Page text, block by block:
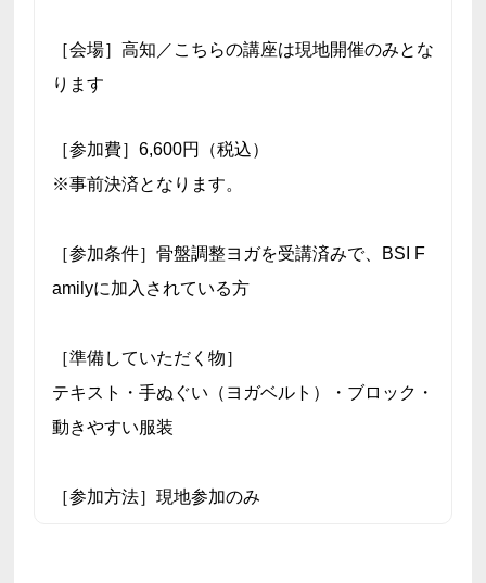
［会場］高知／こちらの講座は現地開催のみとな
ります
［参加費］6,600円（税込）
※事前決済となります。
［参加条件］骨盤調整ヨガを受講済みで、BSI F
amilyに加入されている方
［準備していただく物］
テキスト・手ぬぐい（ヨガベルト）・ブロック・
動きやすい服装
［参加方法］現地参加のみ